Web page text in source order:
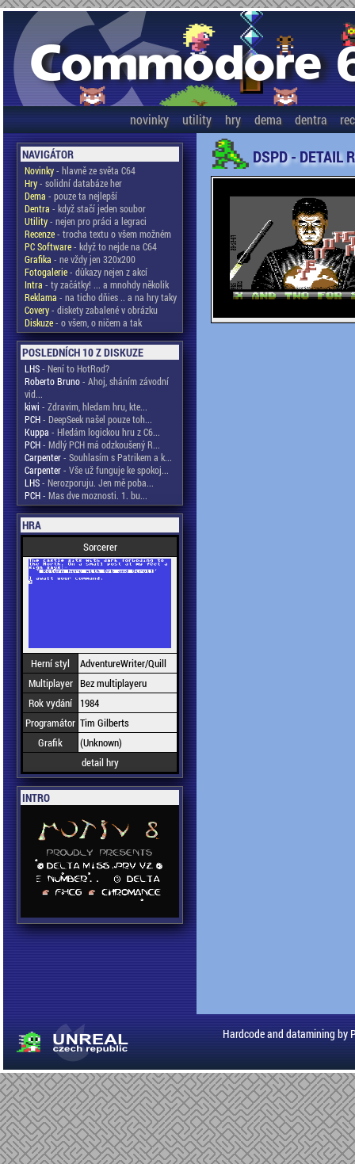
novinky utility hry dema dentra
NAVIGÁTOR
Novinky- hlavně ze světa C64
Hry- solidní databáze her
Dema - pouze ta nejlepší
Dentra - když stačí jeden soubor
Utility- nejen pro práci a legraci
Recenze- trocha textu o všem možném
PC Software- když to nejde na C64
Grafika - ne vždy jen 320x200
Fotogalerie- důkazy nejen z akcí
Intra - ty začátky! ... a mnohdy několik
Reklama - na ticho dňies .. a na hry taky
Covery- diskety zabalené v obrázku
Diskuze- o všem, o ničem a tak
POSLEDNÍCH 10 Z DISKUZE
LHS- Není to HotRod?
Roberto Bruno- Ahoj, sháním závodní
vid...
kiwi - Zdravim, hledam hru, kte...
PCH- DeepSeek našel pouze toh...
Kuppa - Hledám logickou hru z C6...
PCH- Mdlý PCH má odzkoušený R...
Carpenter- Souhlasím s Patrikem a k...
Carpenter- Vše už funguje ke spokoj...
LHS- Nerozporuju. Jen mě poba...
PCH- Mas dve moznosti. 1. bu...
HRA
Sorcerer
Herní styl
AdventureWriter/Quill
Multiplayer Bez multiplayeru
Rok vydání
1984
Programátor Tim Gilberts
Grafik
(Unknown)
detail hry
INTRO
DSPD - DETAIL
Hardcode and datamining by